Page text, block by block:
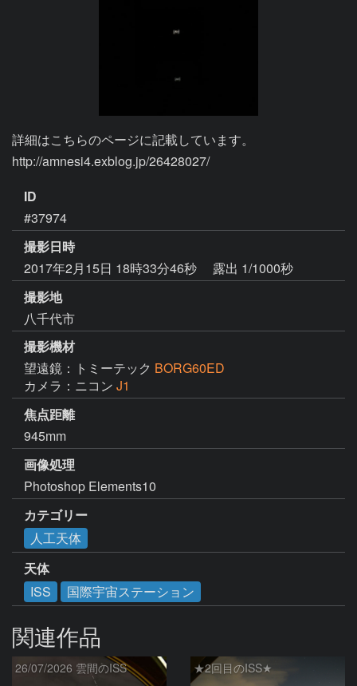
詳細はこちらのページに記載しています。
http://amnesi4.exblog.jp/26428027/
ID
#37974
撮影日時
2017年2月15日 18時33分46秒
露出 1/1000秒
撮影地
八千代市
撮影機材
望遠鏡：トミーテック BORG60ED
カメラ：ニコン J1
焦点距離
945mm
画像処理
Photoshop Elements10
カテゴリー
人工天体
天体
ISS
国際宇宙ステーション
関連作品
26/07/2026 雲間のISS ★2回目のISS★